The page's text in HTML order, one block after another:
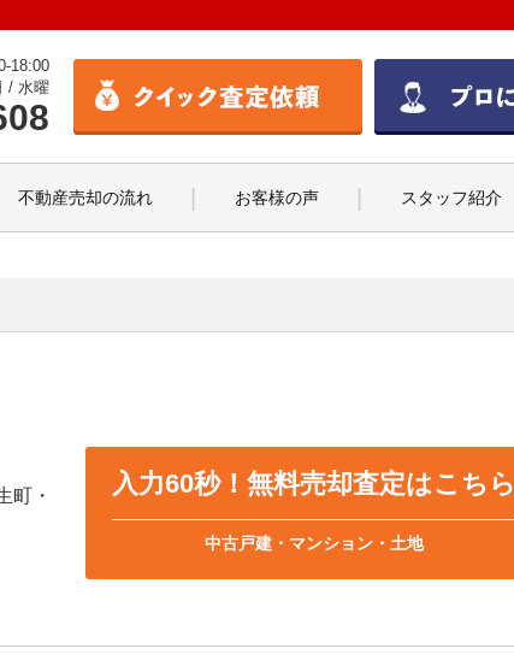
18:00
/ 水曜
不動産売却の流れ お客様の声 スタッフ紹介
町・
入力60秒！無料売却査定はこちら
中古戸建・マンション・土地